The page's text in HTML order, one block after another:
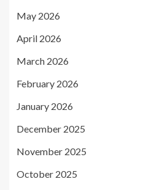
May 2026
April 2026
March 2026
February 2026
January 2026
December 2025
November 2025
October 2025